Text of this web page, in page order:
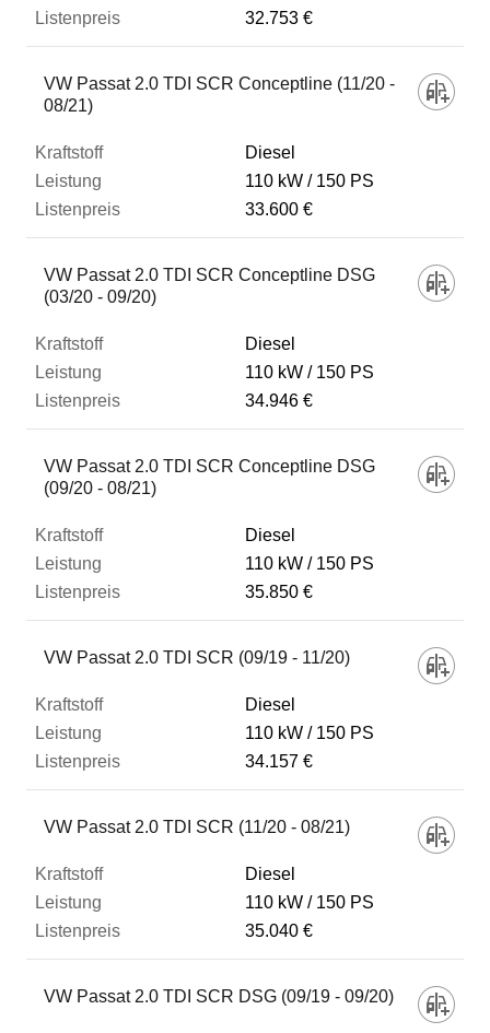
32.753 €
VW Passat 2.0 TDI SCR Conceptline (11/20 -
08/21)
Diesel
110 kW
150 PS
33.600 €
VW Passat 2.0 TDI SCR Conceptline DSG
(03/20 - 09/20)
Diesel
110 kW
150 PS
34.946 €
VW Passat 2.0 TDI SCR Conceptline DSG
(09/20 - 08/21)
Diesel
110 kW
150 PS
35.850 €
VW Passat 2.0 TDI SCR (09/19 - 11/20)
Diesel
110 kW
150 PS
34.157 €
VW Passat 2.0 TDI SCR (11/20 - 08/21)
Diesel
110 kW
150 PS
35.040 €
VW Passat 2.0 TDI SCR DSG (09/19 - 09/20)